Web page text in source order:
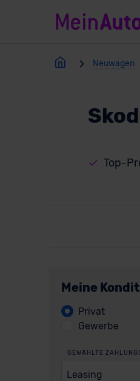
Neuwagen
Top-
Meine
Privat
Gewerbe
GEWÄHLTE
Leasing